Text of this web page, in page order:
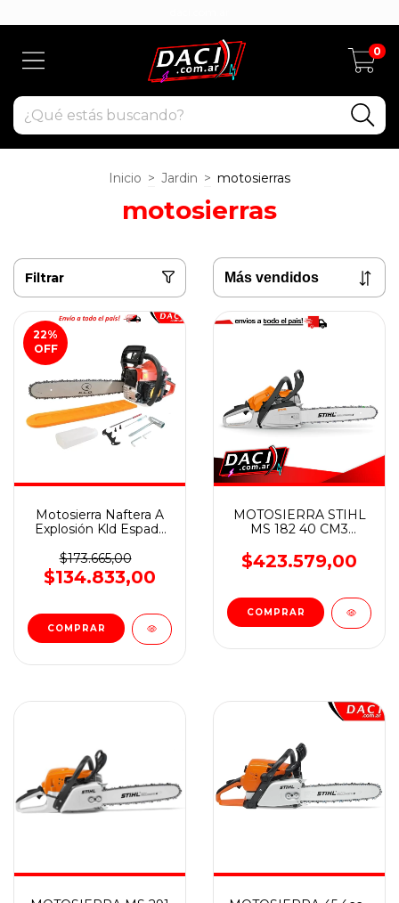
0
Inicio > Jardin > motosierras
motosierras
Filtrar
22%
OFF
Motosierra Naftera A
Explosión Kld Espada
$173.665,00
$134.833,00
MOTOSIERRA STIHL
MS 182 40 CM3
$423.579,00